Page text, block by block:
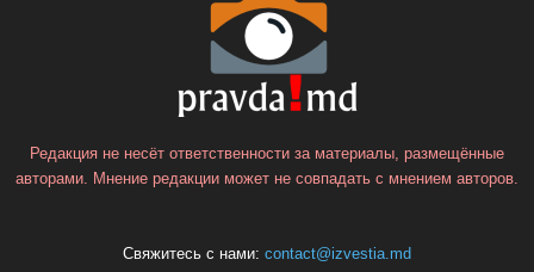
Редакция не несёт ответственности за материалы, размещённые
авторами. Мнение редакции может не совпадать с мнением авторов.
Свяжитесь с нами: contact@izvestia.md